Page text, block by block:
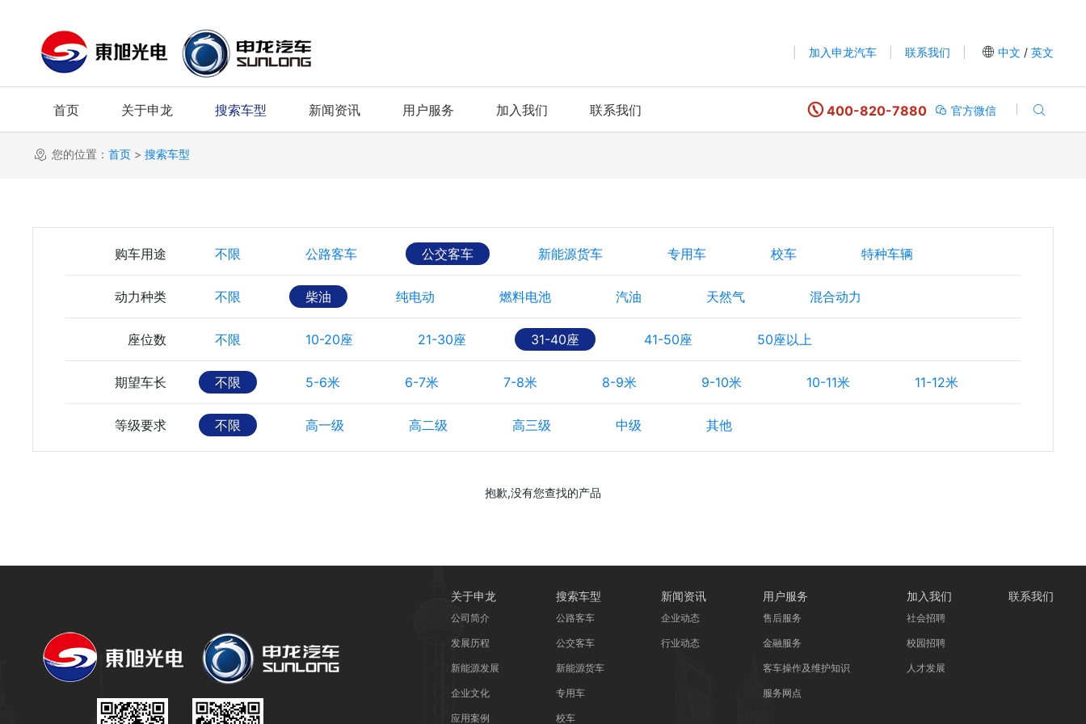
加入申龙汽车 联系我们 中文 / 英文
首页 关于申龙 搜索车型 新闻资讯 用户服务 加入我们 联系我们 400-820-7880 官方微信
您的位置： 首页 > 搜索车型
购车用途 不限 公路客车 公交客车 新能源货车 专用车 校车 特种车辆
动力种类 不限 柴油 纯电动 燃料电池 汽油 天然气 混合动力
座位数 不限 10-20座 21-30座 31-40座 41-50座 50座以上
期望车长 不限 5-6米 6-7米 7-8米 8-9米 9-10米 10-11米 11-12米
等级要求 不限 高一级 高二级 高三级 中级 其他
抱歉,没有您查找的产品
关于申龙
公司简介
发展历程
新能源发展
企业文化
应用案例
搜索车型
公路客车
公交客车
新能源货车
专用车
校车
新闻资讯
企业动态
行业动态
用户服务
售后服务
金融服务
客车操作及维护知识
服务网点
加入我们
社会招聘
校园招聘
人才发展
联系我们